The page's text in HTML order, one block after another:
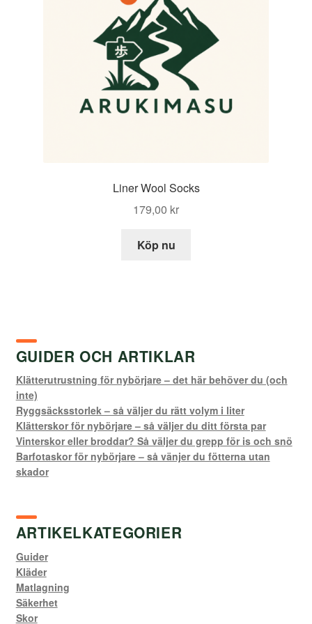
Liner Wool Socks
179,00 kr
Köp nu
GUIDER OCH ARTIKLAR
Klätterutrustning för nybörjare – det här behöver du (och
inte)
Ryggsäcksstorlek – så väljer du rätt volym i liter
Klätterskor för nybörjare – så väljer du ditt första par
Vinterskor eller broddar? Så väljer du grepp för is och snö
Barfotaskor för nybörjare – så vänjer du fötterna utan
skador
ARTIKELKATEGORIER
Guider
Kläder
Matlagning
Säkerhet
Skor